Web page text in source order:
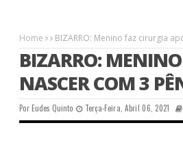
Home BIZARRO: Menino faz cirurgia
BIZARRO:
NASCER COM 3
PorEudes Quinto Terça-Feira, Abril 06, 2021